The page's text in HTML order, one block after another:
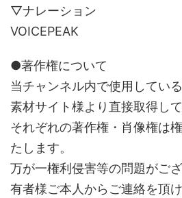
▽ナレーション
VOICEPEAK
●著作権について
当チャンネル内で使用してい
素材サイト様より直接取得して
それぞれの著作権・肖像権は
たします。
万が一権利侵害等の問題がご
有者様ご本人からご連絡を頂